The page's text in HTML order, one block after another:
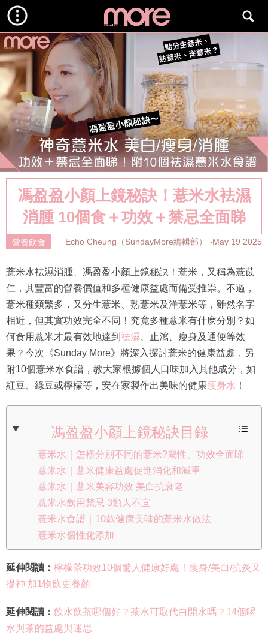
馮盈盈小顏上鏡秘訣！薏米水袪濕
消腫 10個食＋功效＋禁忌全面睇
營養飲食 Echo Cheung（SundayMore編輯部） May 19 2025
薏米水袪濕消腫、馮盈盈小顏上鏡秘訣！薏米，又稱為薏苡
仁，其豐富的營養價值和多種健康益處而備受推崇。不過，
薏米種類繁多，又分生薏米、熟薏米及洋薏米等，雖然名字
相近，但其實功效完全不同！究竟多種薏米有什麽分別？如
何食用薏米才最有效地達到 祛濕 、止瀉、瘦身及通便等效
果？今次《Sunday More》將深入探討薏米的健康益處，另
附10個薏米水食譜，教大家根據個人口味加入其他成分，如
紅豆、綠豆或檸檬等，安在家製作出美味的健康瘦身水 ！
馮盈盈小顏上鏡秘訣目錄
薏米水｜怎樣分別不同的薏米?屬性、功效全面睇
薏米水｜薏米健康益處促進消化和減重
薏米水｜薏米美容功效 美白抗衰老
薏米水飲用禁忌 3類人不宜
薏米水食譜｜10款健康美味的薏米水做法
薏米水個性化添加
延伸閱讀： 檸檬茶功效10個驚人健康好處！瘦身/美白/抗炎又
提神 加1物飲更養顏
延伸閱讀： 飲水飲茶哪個好？茶水可取代白開水嗎？14個喝
水與茶的益處與迷思